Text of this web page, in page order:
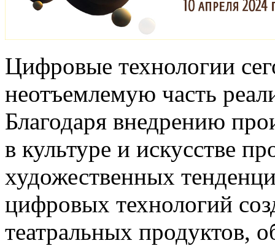
Цифровые технологии
неотъемлемую часть
Благодаря внедрению
в культуре и искусстве
художественных
цифровых технологий
театральных продуктов,